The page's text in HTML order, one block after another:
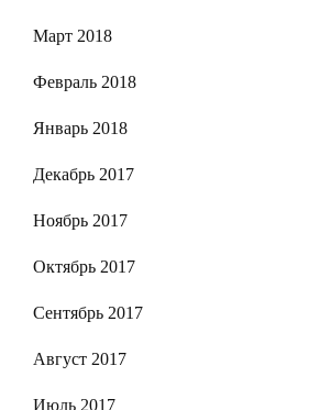
Март 2018
Февраль 2018
Январь 2018
Декабрь 2017
Ноябрь 2017
Октябрь 2017
Сентябрь 2017
Август 2017
Июль 2017